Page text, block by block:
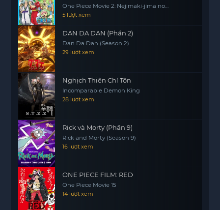
One Piece Movie 2: Nejimaki-jima no
Daibouken, One Piece: Nejimakijima no
Bouken, One Piece: Nejimaki Shima no
5 lượt xem
DAN DA DAN (Phần 2)
Dan Da Dan (Season 2)
29 lượt xem
Nghịch Thiên Chí Tôn
Incomparable Demon King
28 lượt xem
Rick và Morty (Phần 9)
Rick and Morty (Season 9)
16 lượt xem
ONE PIECE FILM: RED
One Piece Movie 15
14 lượt xem